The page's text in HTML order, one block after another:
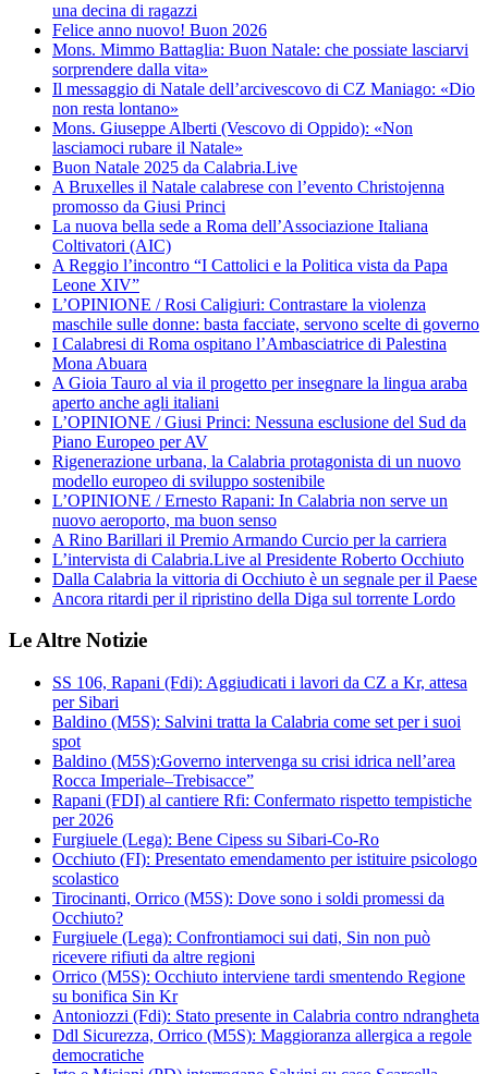
una decina di ragazzi
Felice anno nuovo! Buon 2026
Mons. Mimmo Battaglia: Buon Natale: che possiate lasciarvi
sorprendere dalla vita»
Il messaggio di Natale dell’arcivescovo di CZ Maniago: «Dio
non resta lontano»
Mons. Giuseppe Alberti (Vescovo di Oppido): «Non
lasciamoci rubare il Natale»
Buon Natale 2025 da Calabria.Live
A Bruxelles il Natale calabrese con l’evento Christojenna
promosso da Giusi Princi
La nuova bella sede a Roma dell’Associazione Italiana
Coltivatori (AIC)
A Reggio l’incontro “I Cattolici e la Politica vista da Papa
Leone XIV”
L’OPINIONE / Rosi Caligiuri: Contrastare la violenza
maschile sulle donne: basta facciate, servono scelte di governo
I Calabresi di Roma ospitano l’Ambasciatrice di Palestina
Mona Abuara
A Gioia Tauro al via il progetto per insegnare la lingua araba
aperto anche agli italiani
L’OPINIONE / Giusi Princi: Nessuna esclusione del Sud da
Piano Europeo per AV
Rigenerazione urbana, la Calabria protagonista di un nuovo
modello europeo di sviluppo sostenibile
L’OPINIONE / Ernesto Rapani: In Calabria non serve un
nuovo aeroporto, ma buon senso
A Rino Barillari il Premio Armando Curcio per la carriera
L’intervista di Calabria.Live al Presidente Roberto Occhiuto
Dalla Calabria la vittoria di Occhiuto è un segnale per il Paese
Ancora ritardi per il ripristino della Diga sul torrente Lordo
Le Altre Notizie
SS 106, Rapani (Fdi): Aggiudicati i lavori da CZ a Kr, attesa
per Sibari
Baldino (M5S): Salvini tratta la Calabria come set per i suoi
spot
Baldino (M5S):Governo intervenga su crisi idrica nell’area
Rocca Imperiale–Trebisacce”
Rapani (FDI) al cantiere Rfi: Confermato rispetto tempistiche
per 2026
Furgiuele (Lega): Bene Cipess su Sibari-Co-Ro
Occhiuto (FI): Presentato emendamento per istituire psicologo
scolastico
Tirocinanti, Orrico (M5S): Dove sono i soldi promessi da
Occhiuto?
Furgiuele (Lega): Confrontiamoci sui dati, Sin non può
ricevere rifiuti da altre regioni
Orrico (M5S): Occhiuto interviene tardi smentendo Regione
su bonifica Sin Kr
Antoniozzi (Fdi): Stato presente in Calabria contro ndrangheta
Ddl Sicurezza, Orrico (M5S): Maggioranza allergica a regole
democratiche